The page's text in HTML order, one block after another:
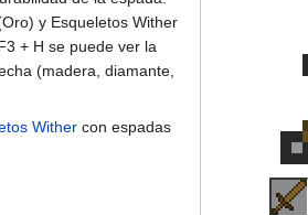
y Esqueletos Wither
+ H se puede ver la
(madera, diamante,
Wither con espadas